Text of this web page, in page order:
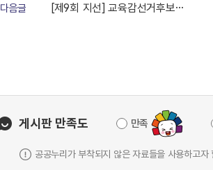
다음글 [제9회 지선] 교육감선거후보자를 위한 선거사무안내 게...
게시판 만족도 만족
공공누리가 부착되지 않은 자료들을 사용하고